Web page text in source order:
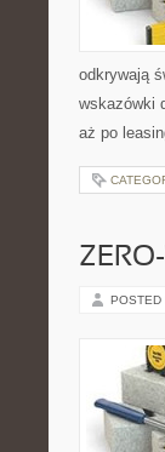
odkrywają
wskazówki
aż po
POSTED